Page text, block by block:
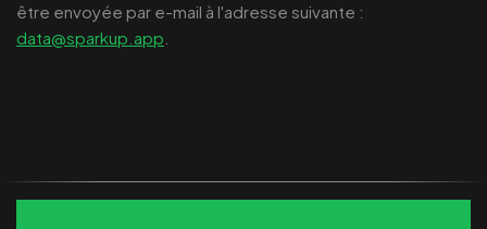
être envoyée par e-mail à l'adresse suivante :
data@sparkup.app